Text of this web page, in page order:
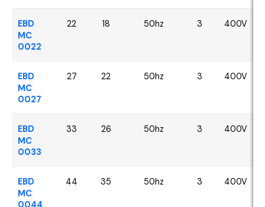
EBD
MC
0022
22 18 50hz 3 400V
EBD
MC
0027
27 22 50hz 3 400V
EBD
MC
0033
33 26 50hz 3 400V
EBD
MC
0044
44 35 50hz 3 400V